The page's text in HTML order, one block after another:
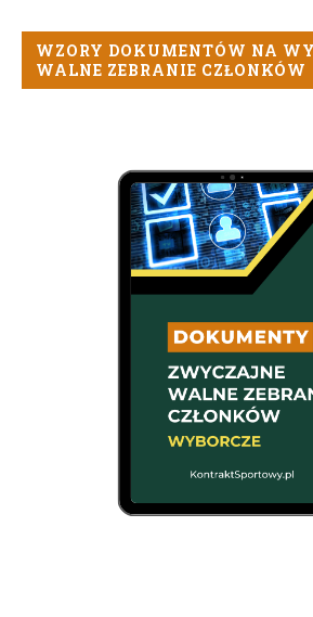
WZORY DOKUMENTÓW NA
WALNE ZEBRANIE CZŁONKÓW